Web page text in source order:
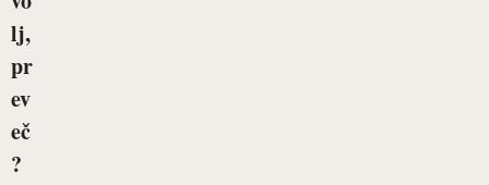
lj,
pr
ev
eč
?